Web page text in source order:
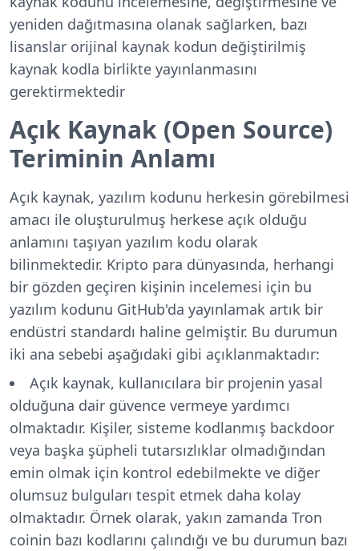
yeniden dağıtmasına olanak sağlarken, bazı
lisanslar orijinal kaynak kodun değiştirilmiş
kaynak kodla birlikte yayınlanmasını
gerektirmektedir
Açık Kaynak (Open Source)
Teriminin Anlamı
Açık kaynak, yazılım kodunu herkesin görebilmesi
amacı ile oluşturulmuş herkese açık olduğu
anlamını taşıyan yazılım kodu olarak
bilinmektedir. Kripto para dünyasında, herhangi
bir gözden geçiren kişinin incelemesi için bu
yazılım kodunu GitHub'da yayınlamak artık bir
endüstri standardı haline gelmiştir. Bu durumun
iki ana sebebi aşağıdaki gibi açıklanmaktadır:
Açık kaynak, kullanıcılara bir projenin yasal
olduğuna dair güvence vermeye yardımcı
olmaktadır. Kişiler, sisteme kodlanmış backdoor
veya başka şüpheli tutarsızlıklar olmadığından
emin olmak için kontrol edebilmekte ve diğer
olumsuz bulguları tespit etmek daha kolay
olmaktadır. Örnek olarak, yakın zamanda Tron
coinin bazı kodlarını çalındığı ve bu durumun bazı